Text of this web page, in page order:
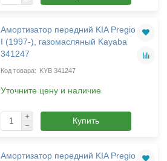
Амортизатор передний KIA Pregio
I (1997-), газомасляный Kayaba
341247
KYB 341247
Уточните цену и наличие
Купить
Амортизатор передний KIA Pregio